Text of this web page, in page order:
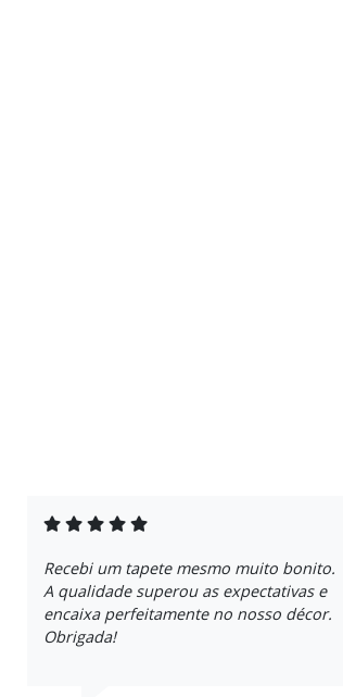
Recebi um tapete mesmo muito bonito.
A qualidade superou as expectativas e
encaixa perfeitamente no nosso décor.
Obrigada!